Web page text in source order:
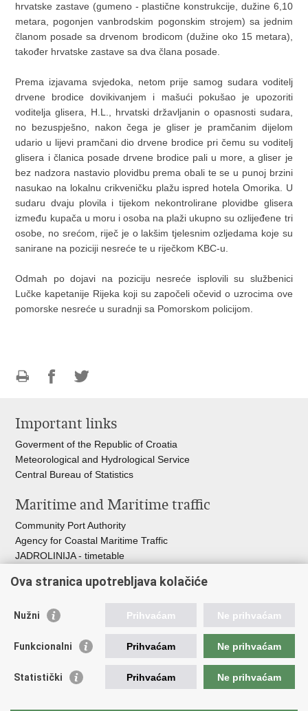
hrvatske zastave (gumeno - plastične konstrukcije, dužine 6,10
metara, pogonjen vanbrodskim pogonskim strojem) sa jednim
članom posade sa drvenom brodicom (dužine oko 15 metara),
također hrvatske zastave sa dva člana posade.
Prema izjavama svjedoka, netom prije samog sudara voditelj
drvene brodice dovikivanjem i mašući pokušao je upozoriti
voditelja glisera, H.L., hrvatski državljanin o opasnosti sudara,
no bezuspješno, nakon čega je gliser je pramčanim dijelom
udario u lijevi pramčani dio drvene brodice pri čemu su voditelj
glisera i članica posade drvene brodice pali u more, a gliser je
bez nadzora nastavio plovidbu prema obali te se u punoj brzini
nasukao na lokalnu crikveničku plažu ispred hotela Omorika. U
sudaru dvaju plovila i tijekom nekontrolirane plovidbe glisera
između kupača u moru i osoba na plaži ukupno su ozlijeđene tri
osobe, no srećom, riječ je o lakšim tjelesnim ozljedama koje su
sanirane na poziciji nesreće te u riječkom KBC-u.
Odmah po dojavi na poziciju nesreće isplovili su službenici
Lučke kapetanije Rijeka koji su započeli očevid o uzrocima ove
pomorske nesreće u suradnji sa Pomorskom policijom.
page
FacebookTwitteru
Important links
Goverment of the Republic of Croatia
Meteorological and Hydrological Service
Central Bureau of Statistics
Maritime and Maritime traffic
Community Port Authority
Agency for Coastal Maritime Traffic
JADROLINIJA - timetable
Croatian Motorways
Bus station Zagreb
Craotian Railways Passenger Transport
Ova stranica upotrebljava kolačiće
Nužni Prihvaćam Ne prihvaćam
Funkcionalni Prihvaćam Ne prihvaćam
Statistički Prihvaćam Ne prihvaćam